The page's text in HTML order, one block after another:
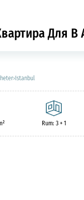
Для
›Istanbul
Rum: 3 + 1